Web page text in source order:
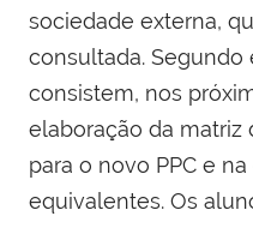
sociedade externa,
consultada. Segundo
consistem, nos
elaboração da matriz
para o novo PPC e
equivalentes. Os